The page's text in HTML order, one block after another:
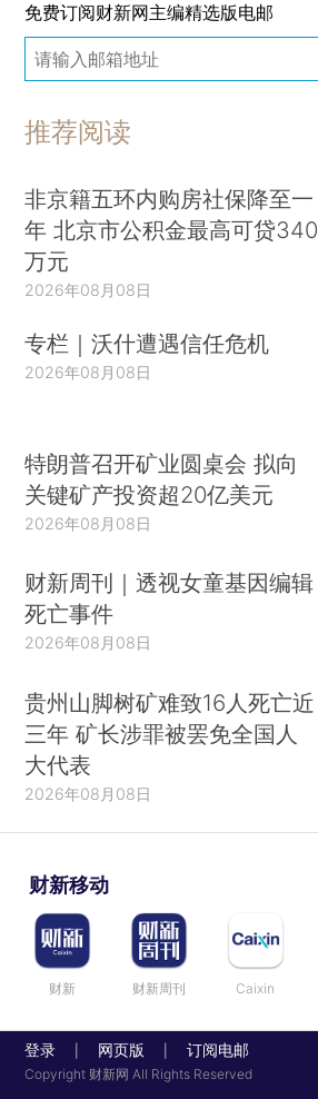
免费订阅财新网主编精选版电邮
推荐阅读
非京籍五环内购房社保降至一
年 北京市公积金最高可贷340
万元
2026年08月08日
专栏｜沃什遭遇信任危机
2026年08月08日
特朗普召开矿业圆桌会 拟向
关键矿产投资超20亿美元
2026年08月08日
财新周刊｜透视女童基因编辑
死亡事件
2026年08月08日
贵州山脚树矿难致16人死亡近
三年 矿长涉罪被罢免全国人
大代表
2026年08月08日
财新移动
财新 财新周刊 Caixin
登录 网页版 订阅电邮
Copyright 财新网 All Rights Reserved